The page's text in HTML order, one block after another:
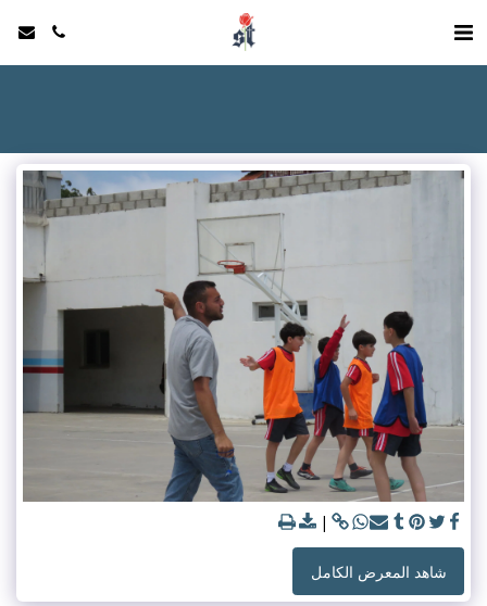
شاهد المعرض الكامل